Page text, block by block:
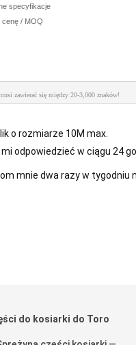
zawierać się między 20-3,000 znaków!
o rozmiarze 10M max.
odpowiedzieć w ciągu 24
mnie dwa razy w
do kosiarki do Toro